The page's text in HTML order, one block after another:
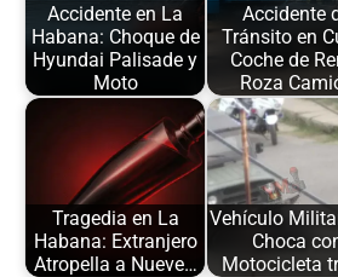
Accidente en La
Habana: Choque de
Hyundai Palisade y
Moto
Accidente
Tránsito en
Coche de
Roza
Tragedia en La
Habana: Extranjero
Atropella a Nueve…
Vehículo
Choca
Motocicleta